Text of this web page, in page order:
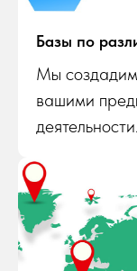
Базы по
Мы создадим
вашими
деятельности.